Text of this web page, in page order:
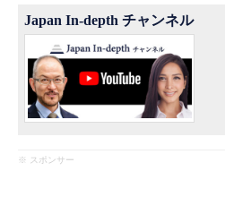
Japan In-depth チャンネル
※ スポンサー